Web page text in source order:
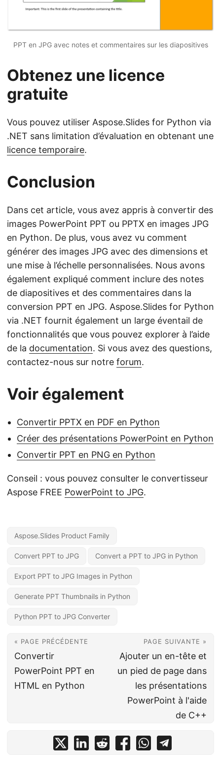
PPT en JPG avec notes et commentaires sur les diapositives
Obtenez une licence
gratuite
Vous pouvez utiliser Aspose.Slides for Python via
.NET sans limitation d’évaluation en obtenant une
licence temporaire.
Conclusion
Dans cet article, vous avez appris à convertir des
images PowerPoint PPT ou PPTX en images JPG
en Python. De plus, vous avez vu comment
générer des images JPG avec des dimensions et
une mise à l’échelle personnalisées. Nous avons
également expliqué comment inclure des notes
de diapositives et des commentaires dans la
conversion PPT en JPG. Aspose.Slides for Python
via .NET fournit également un large éventail de
fonctionnalités que vous pouvez explorer à l’aide
de la documentation. Si vous avez des questions,
contactez-nous sur notre forum.
Voir également
Convertir PPTX en PDF en Python
Créer des présentations PowerPoint en Python
Convertir PPT en PNG en Python
Conseil : vous pouvez consulter le convertisseur
Aspose FREE PowerPoint to JPG.
Aspose.Slides Product Family
Convert PPT to JPG Convert a PPT to JPG in Python
Export PPT to JPG Images in Python
Generate PPT Thumbnails in Python
Python PPT to JPG Converter
« PAGE PRÉCÉDENTE
Convertir
PowerPoint PPT en
HTML en Python
PAGE SUIVANTE »
Ajouter un en-tête et
un pied de page dans
les présentations
PowerPoint à l'aide
de C++